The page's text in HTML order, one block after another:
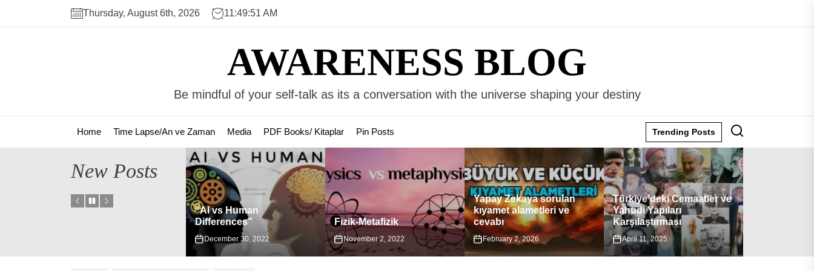
Thursday, August 6th, 2026 11:49:52 AM
AWARENESS BLOG
Be mindful of your self-talk as its a conversation with the universe shaping your destiny
Home Time Lapse/An ve Zaman Media PDF Books/ Kitaplar Pin Posts Trending Posts
New Posts
“AI vs Human
Fizik-Metafizik
November 2, 2022
Yapay Zekaya sorulan
kıyamet alametleri ve
cevabı
February 2, 2026
Türkiye’deki Cemaatler ve
Yahudi Yapıları
Karşılaştırması
April 11, 2025
“Hermes Trismegistus”
January 23, 2024